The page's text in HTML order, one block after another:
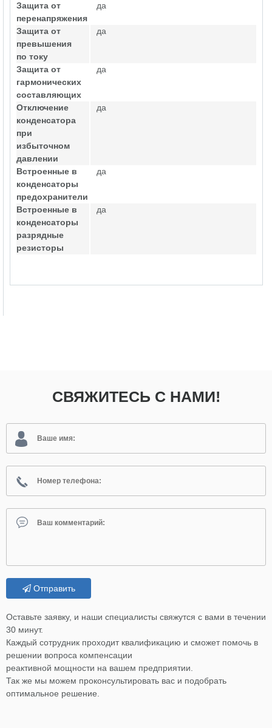
Защита от
перенапряжения
да
Защита от
превышения
по току
да
Защита от
гармонических
составляющих
да
Отключение
конденсатора
при
избыточном
давлении
да
Встроенные в
конденсаторы
предохранители
да
Встроенные в
конденсаторы
разрядные
резисторы
да
СВЯЖИТЕСЬ С НАМИ!
Отправить
Оставьте заявку, и наши специалисты свяжутся с вами в течении
30 минут.
Каждый сотрудник проходит квалификацию и сможет помочь в
решении вопроса компенсации
реактивной мощности на вашем предприятии.
Так же мы можем проконсультировать вас и подобрать
оптимальное решение.